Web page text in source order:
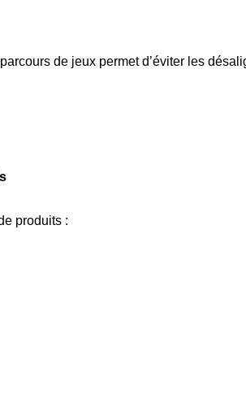
de jeux permet d’éviter les
produits :